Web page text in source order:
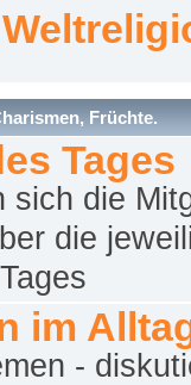
Früchte.
Tages
sich die
die
im
-